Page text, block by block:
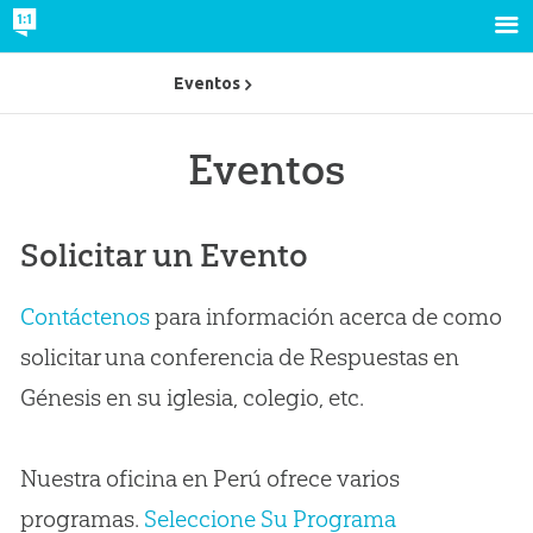
Eventos
Solicitar un Evento
Contáctenospara información acerca de como
solicitar una conferencia de Respuestas en
Génesis en su iglesia, colegio, etc.
Nuestra oficina en Perú ofrece varios
programas. Seleccione Su Programa
Eventos